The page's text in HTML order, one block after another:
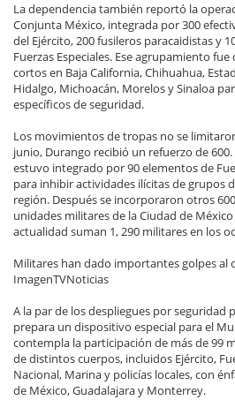
La dependencia también reportó la
Conjunta México, integrada por 300
del Ejército, 200 fusileros paracaidistas y
Fuerzas Especiales. Ese agrupamiento
cortos en Baja California, Chihuahua,
Hidalgo, Michoacán, Morelos y Sinaloa
específicos de seguridad.
Los movimientos de tropas no se
junio, Durango recibió un refuerzo de
estuvo integrado por 90 elementos de
para inhibir actividades ilícitas de grupos
región. Después se incorporaron otros
unidades militares de la Ciudad de
actualidad suman 1, 290 militares en los
Militares han dado importantes golpes al
ImagenTVNoticias
A la par de los despliegues por seguridad
prepara un dispositivo especial para el
contempla la participación de más de 99
de distintos cuerpos, incluidos Ejército,
Nacional, Marina y policías locales, con
de México, Guadalajara y Monterrey.